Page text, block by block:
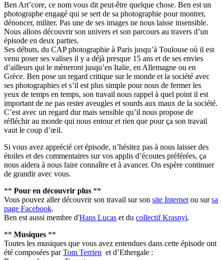
Ben Art’core, ce nom vous dit peut-être quelque chose. Ben est un
photographe engagé qui se sert de sa photographie pour montrer,
dénoncer, militer. Pas une de ses images ne nous laisse insensible.
Nous allons découvrir son univers et son parcours au travers d’un
épisode en deux parties.
Ses débuts, du CAP photographie à Paris jusqu’à Toulouse où il est
venu poser ses valises il y a déjà presque 15 ans et de ses envies
d’ailleurs qui le mèneront jusqu’en Italie, en Allemagne ou en
Grèce. Ben pose un regard critique sur le monde et la société avec
ses photographies et s’il est plus simple pour nous de fermer les
yeux de temps en temps, son travail nous rappel à quel point il est
important de ne pas rester aveugles et sourds aux maux de la société.
C’est avec un regard dur mais sensible qu’il nous propose de
réfléchir au monde qui nous entour et rien que pour ça son travail
vaut le coup d’œil.
Si vous avez apprécié cet épisode, n’hésitez pas à nous laisser des
étoiles et des commentaires sur vos applis d’écoutes préférées, ça
nous aidera à nous faire connaître et à avancer. On espère continuer
de grandir avec vous.
** Pour en découvrir plus **
Vous pouvez aller découvrir son travail sur son site Internet ou sursa
page Facebook.
Ben est aussi membre d'Hans Lucas et du collectif Krasnyi.
** Musiques **
Toutes les musiques que vous avez entendues dans cette épisode ont
été composées parTom Terrien et d’Ethergale :